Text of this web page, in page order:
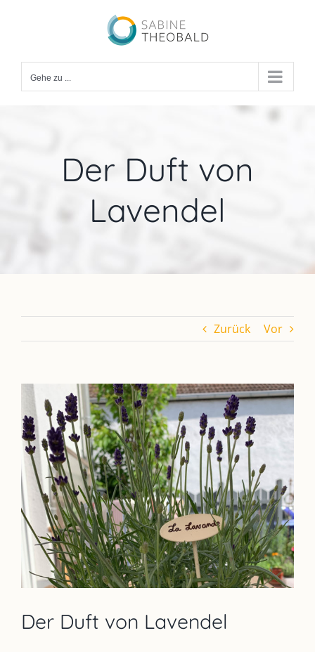
Gehe zu ...
Der Duft von
Lavendel
Zurück Vor
Zeige
grösseres
Bild
Der Duft von Lavendel